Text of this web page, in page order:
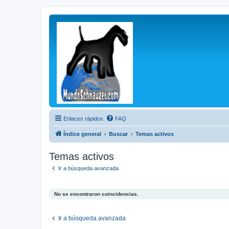
Enlaces rápidos FAQ
Índice general Buscar Temas activos
Temas activos
Ir a búsqueda avanzada
No se encontraron coincidencias.
Ir a búsqueda avanzada